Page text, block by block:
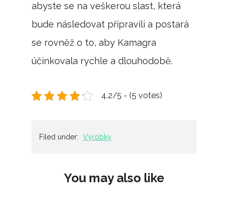
abyste se na veškerou slast, která
bude následovat připravili a postará
se rovněž o to, aby Kamagra
účinkovala rychle a dlouhodobě.
4.2/5 - (5 votes)
Filed under: Výrobky
You may also like